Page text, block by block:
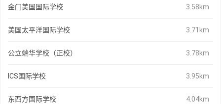
金门美国国际学校 3.58km
美国太平洋国际学校 3.71km
公立端华学校（正校） 3.78km
ICS国际学校 3.95km
东西方国际学校 4.04km